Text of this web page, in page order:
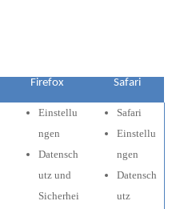
Firefox Safari
Einstellu
ngen
Datensch
utz und
Sicherhei
Safari
Einstellu
ngen
Datensch
utz